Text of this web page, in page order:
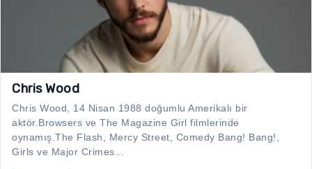
Chris Wood
Chris Wood, 14 Nisan 1988 doğumlu Amerikalı bir
aktör.Browsers ve The Magazine Girl filmlerinde
oynamış.The Flash, Mercy Street, Comedy Bang! Bang!,
Girls ve Major Crimes...